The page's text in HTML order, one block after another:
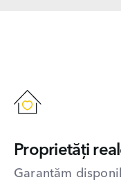
Proprietăți
Garantăm